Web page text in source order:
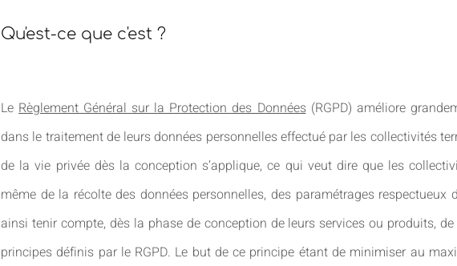
Qu'est-ce que c'est ?
LeRèglement Général sur la Protection des Données(RGPD) améliore
dans le traitement de leurs données personnelles effectué par les collectivités
de la vie privée dès la conception s’applique, ce qui veut dire que les
même de la récolte des données personnelles, des paramétrages respectueux
ainsi tenir compte, dès la phase de conception de leurs services ou produits,
principes définis par le RGPD. Le but de ce principe étant de minimiser au